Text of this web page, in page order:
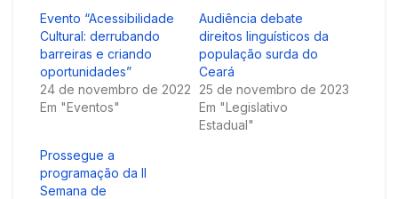
Evento “Acessibilidade
Cultural: derrubando
barreiras e criando
oportunidades”
24 de novembro de 2022
Em "Eventos"
Audiência debate
direitos linguísticos da
população surda do
Ceará
25 de novembro de 2023
Em "Legislativo
Estadual"
Prossegue a
programação da II
Semana de